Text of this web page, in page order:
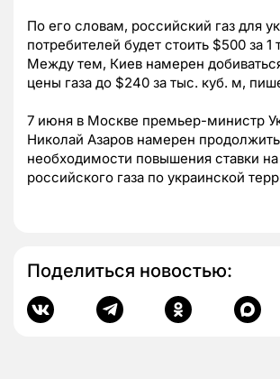
По его словам, российский газ для
потребителей будет стоить $500 за 1
Между тем, Киев намерен
цены газа до $240 за тыс. куб. м,
7 июня в Москве премьер-министр
Николай Азаров намерен
необходимости повышения ставки на
российского газа по украинской
Поделиться новостью: